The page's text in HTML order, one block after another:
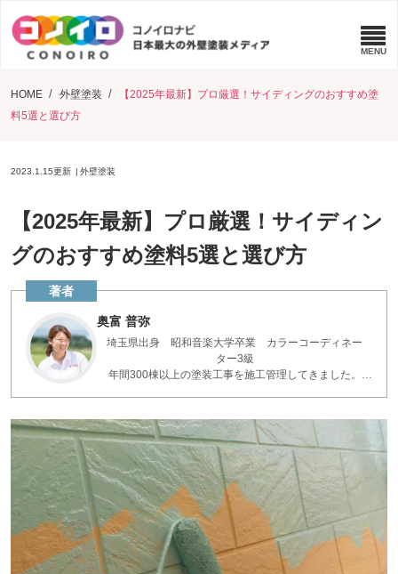
HOME 外壁塗装
【2025年最新】プロ厳選！サイディングのおすすめ塗
料5選と選び方
2023.1.15更新 外壁塗装
【2025年最新】プロ厳選！サイディン
グのおすすめ塗料5選と選び方
奥富 普弥
埼玉県出身 昭和音楽大学卒業 カラーコーディネー
ター3級
年間300棟以上の塗装工事を施工管理してきました。